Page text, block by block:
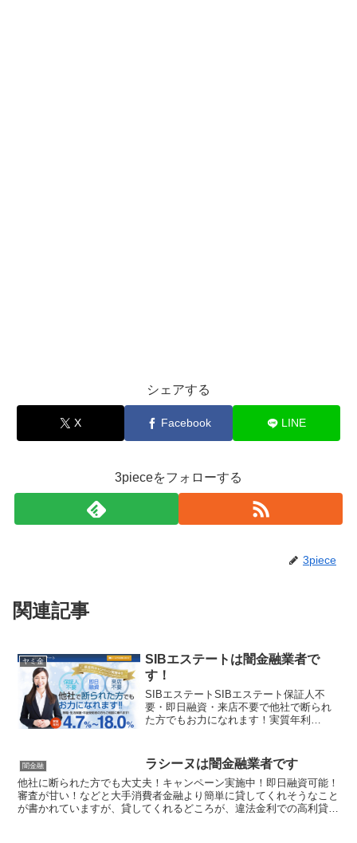
シェアする
X Facebook LINE
3pieceをフォローする
3piece
関連記事
ヤミ金
SIBエステートは闇金融業者で
す！
SIBエステートSIBエステート保証人不
要・即日融資・来店不要で他社で断られ
た方でもお力になれます！実質年利
闇金融 ラシーヌは闇金融業者です
他社に断られた方でも大丈夫！キャンペーン実施中！即日融資可能！
審査が甘い！などと大手消費者金融より簡単に貸してくれそうなこと
が書かれていますが、貸してくれるどころが、違法金利での高利貸し